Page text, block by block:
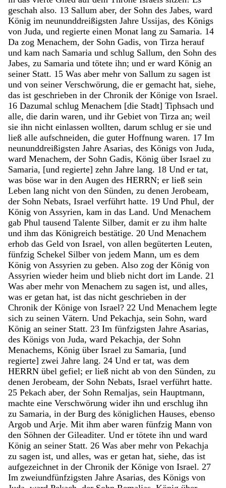
geschah also. 13 Sallum aber, der Sohn des Jabes, ward
König im neununddreißigsten Jahre Ussijas, des Königs
von Juda, und regierte einen Monat lang zu Samaria. 14
Da zog Menachem, der Sohn Gadis, von Tirza herauf
und kam nach Samaria und schlug Sallum, den Sohn des
Jabes, zu Samaria und tötete ihn; und er ward König an
seiner Statt. 15 Was aber mehr von Sallum zu sagen ist
und von seiner Verschwörung, die er gemacht hat, siehe,
das ist geschrieben in der Chronik der Könige von Israel.
16 Dazumal schlug Menachem [die Stadt] Tiphsach und
alle, die darin waren, und ihr Gebiet von Tirza an; weil
sie ihn nicht einlassen wollten, darum schlug er sie und
ließ alle aufschneiden, die guter Hoffnung waren. 17 Im
neununddreißigsten Jahre Asarias, des Königs von Juda,
ward Menachem, der Sohn Gadis, König über Israel zu
Samaria, [und regierte] zehn Jahre lang. 18 Und er tat,
was böse war in den Augen des HERRN; er ließ sein
Leben lang nicht von den Sünden, zu denen Jerobeam,
der Sohn Nebats, Israel verführt hatte. 19 Und Phul, der
König von Assyrien, kam in das Land. Und Menachem
gab Phul tausend Talente Silber, damit er zu ihm halte
und ihm das Königreich bestätige. 20 Und Menachem
erhob das Geld von Israel, von allen begüterten Leuten,
fünfzig Schekel Silber von jedem Mann, um es dem
König von Assyrien zu geben. Also zog der König von
Assyrien wieder heim und blieb nicht dort im Lande. 21
Was aber mehr von Menachem zu sagen ist, und alles,
was er getan hat, ist das nicht geschrieben in der
Chronik der Könige von Israel? 22 Und Menachem legte
sich zu seinen Vätern. Und Pekachja, sein Sohn, ward
König an seiner Statt. 23 Im fünfzigsten Jahre Asarias,
des Königs von Juda, ward Pekachja, der Sohn
Menachems, König über Israel zu Samaria, [und
regierte] zwei Jahre lang. 24 Und er tat, was dem
HERRN übel gefiel; er ließ nicht ab von den Sünden, zu
denen Jerobeam, der Sohn Nebats, Israel verführt hatte.
25 Pekach aber, der Sohn Remaljas, sein Hauptmann,
machte eine Verschwörung wider ihn und erschlug ihn
zu Samaria, in der Burg des königlichen Hauses, ebenso
Argob und Arje. Mit ihm aber waren fünfzig Mann von
den Söhnen der Gileaditer. Und er tötete ihn und ward
König an seiner Statt. 26 Was aber mehr von Pekachja
zu sagen ist, und alles, was er getan hat, siehe, das ist
aufgezeichnet in der Chronik der Könige von Israel. 27
Im zweiundfünfzigsten Jahre Asarias, des Königs von